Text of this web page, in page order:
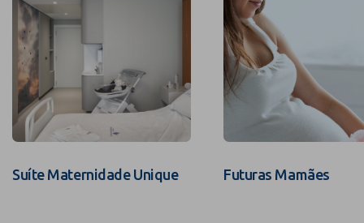
Suíte Maternidade Unique Futuras Mamães